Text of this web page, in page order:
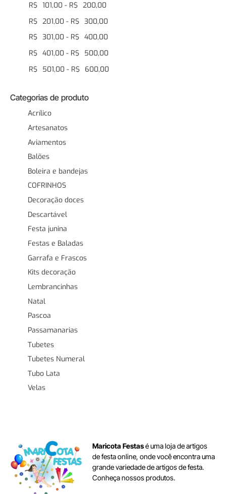
R$ 101,00 - R$ 200,00
R$ 201,00 - R$ 300,00
R$ 301,00 - R$ 400,00
R$ 401,00 - R$ 500,00
R$ 501,00 - R$ 600,00
Categorias de produto
Acrílico
Artesanatos
Aviamentos
Balões
Boleira e bandejas
COFRINHOS
Decoração doces
Descartável
Festa junina
Festas e Baladas
Garrafa e Frascos
Kits decoração
Lembrancinhas
Natal
Pascoa
Passamanarias
Tubetes
Tubetes Numeral
Tubo Lata
Velas
Maricota Festasé uma loja de artigos
de festa online, onde você encontra uma
grande variedade de artigos de festa.
Conheça nossos produtos.